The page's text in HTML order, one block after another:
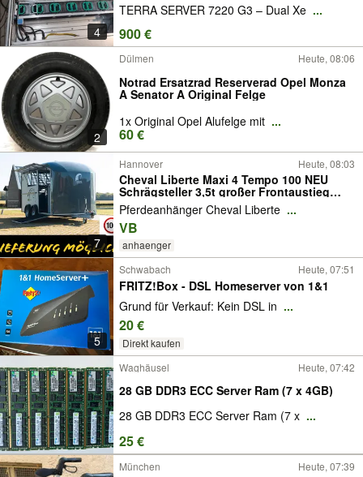
4
TERRA SERVER 7220 G3 – Dual Xe ...
900 €
2
Dülmen Heute, 08:06
Notrad Ersatzrad Reserverad Opel Monza
A Senator A Original Felge
1x Original Opel Alufelge mit ...
60 €
7
Hannover Heute, 08:03
Cheval Liberte Maxi 4 Tempo 100 NEU
Schrägsteller 3,5t großer Frontaustieg
große Sattelkammer Tempo100 Aluboden
Seitentrittschutz Seitenpolster Reserverad
Pferdeanhänger MAXI4 Debon Pferd
Anhänger
Pferdeanhänger Cheval Liberte ...
VB
anhaenger
5
Schwabach Heute, 07:51
FRITZ!Box - DSL Homeserver von 1&1
Grund für Verkauf: Kein DSL in ...
20 €
Direkt kaufen
Waghäusel
Heute, 07:42
28 GB DDR3 ECC Server Ram (7 x 4GB)
28 GB DDR3 ECC Server Ram (7 x ...
25 €
München Heute, 07:39